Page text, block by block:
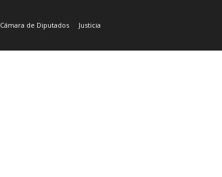
Cámara de Diputados
Justicia